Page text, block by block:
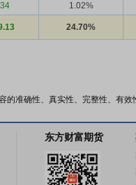
1.02%
24.70%
的准确性、真实性、完整性、有效